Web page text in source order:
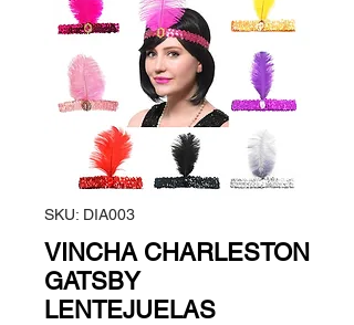
SKU: DIA003
VINCHA CHARLESTON
GATSBY
LENTEJUELAS